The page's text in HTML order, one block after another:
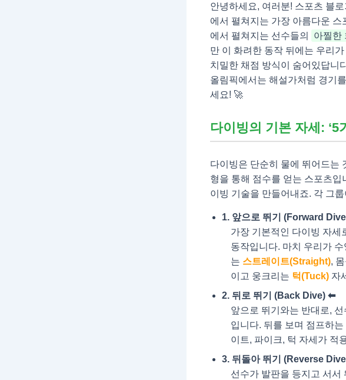
안녕하세요, 여러분! 스포츠 블
에서 펼쳐지는 가장 아름다운
에서 펼쳐지는 선수들의
아찔한
만 이 화려한 동작 뒤에는 우리
치밀한 채점 방식이 숨어있답니
올림픽에서는 해설가처럼 경기
세요! 🚀
다이빙의 기본 자세: ‘5
다이빙은 단순히 물에 뛰어드는
형을 통해 점수를 얻는 스포츠
이빙 기술을 만들어내죠. 각 그
1. 앞으로 뛰기 (Forward
가장 기본적인 다이빙 자세
동작입니다. 마치 우리가
는 스트레이트(Straight),
이고 웅크리는 턱(Tuck) 자
2. 뒤로 뛰기 (Back Dive) ⬅
앞으로 뛰기와는 반대로,
입니다. 뒤를 보며 점프하
이트, 파이크, 턱 자세가 적
3. 뒤돌아 뛰기 (Reverse
선수가 발판을 등지고 서서